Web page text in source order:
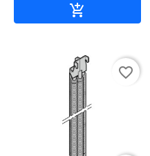

favorite_border